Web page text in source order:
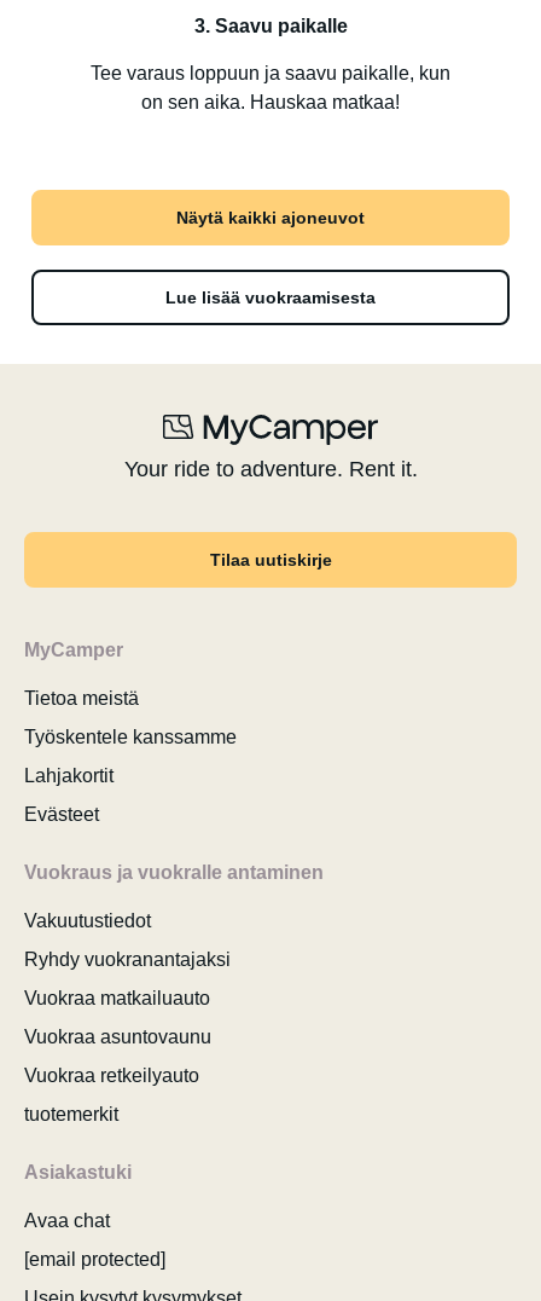
3. Saavu paikalle
Tee varaus loppuun ja saavu paikalle, kun
on sen aika. Hauskaa matkaa!
Näytä kaikki ajoneuvot
Lue lisää vuokraamisesta
Your ride to adventure. Rent it.
Tilaa uutiskirje
MyCamper
Tietoa meistä
Työskentele kanssamme
Lahjakortit
Evästeet
Vuokraus ja vuokralle antaminen
Vakuutustiedot
Ryhdy vuokranantajaksi
Vuokraa matkailuauto
Vuokraa asuntovaunu
Vuokraa retkeilyauto
tuotemerkit
Asiakastuki
Avaa chat
[email protected]